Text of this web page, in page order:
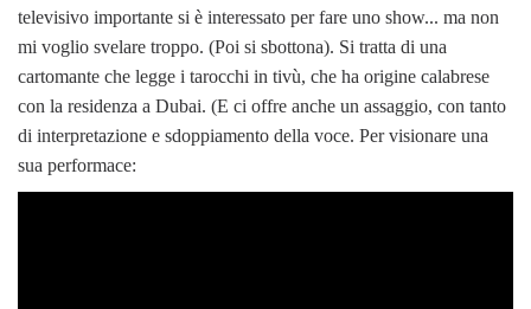
televisivo importante si è interessato per fare uno show... ma non
mi voglio svelare troppo. (Poi si sbottona). Si tratta di una
cartomante che legge i tarocchi in tivù, che ha origine calabrese
con la residenza a Dubai. (E ci offre anche un assaggio, con tanto
di interpretazione e sdoppiamento della voce. Per visionare una
sua performace: